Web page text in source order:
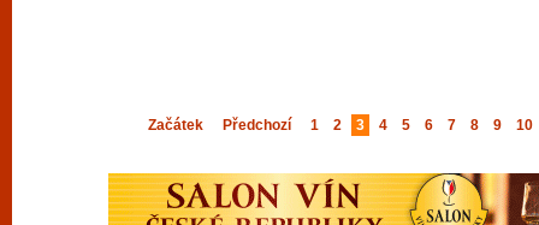
Začátek Předchozí 1 2 3 4 5 6 7 8 9 10